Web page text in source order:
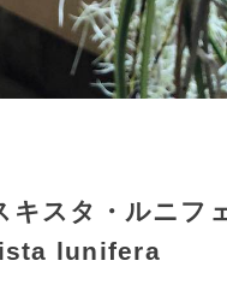
キスタ・ルニフ
lunifera